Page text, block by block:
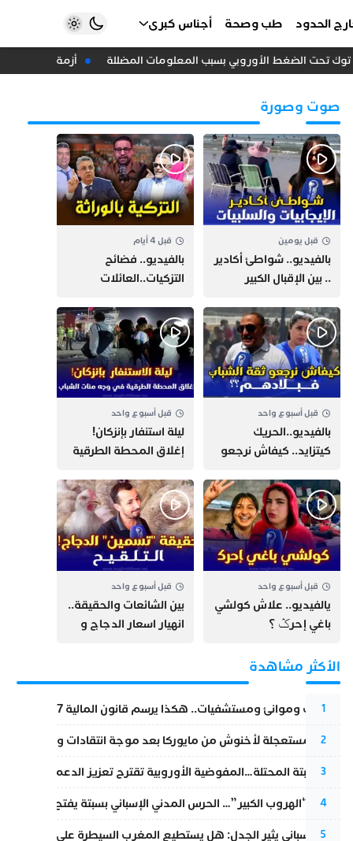
الحدود طب وصحة أجناس كبرى
تحت الضغط الأوروبي بسبب المعلومات المضللة أزمة سبتة تهز
صوت وصورة
قبل يومين
بالفيديو.. شواطئ أكادير
.. بين الإقبال الكبير
الازدحام وغلاء الكراء
قبل 4 أيام
بالفيديو.. فضائح
التزكيات..العائلات
وقصة “وهبي”
و”السيمو” تثير الجدل
قبل أسبوع واحد
بالفيديو..الحريك
كيتزايد.. كيفاش نرجعو
قبل أسبوع واحد
​ليلة استنفار بإنزكان!
إغلاق المحطة الطرقية
اللحاق بـ”هروب سبتة”
قبل أسبوع واحد
يالفيديو.. علاش كولشي
باغي إحرݣ ؟
قبل أسبوع واحد
بين الشائعات والحقيقة..
انهيار اسعار الدجاج و
الأكثر مشاهدة
1
قطارات وموانئ ومستشفيات.. هكذا يرسم قانون المالية 2027 خارطة المغرب المقبل
2
عودة مستعجلة لأخنوش من مايوركا بعد موجة انتقادات واسعة
3
أزمة سبتة المحتلة…المفوضية الأوروبية تقترح تعزيز الدعم المالي
4
عملية “الهروب الكبير”… الحرس المدني الإسباني بسبتة يفتح قناة
5
تقرير إسباني يثير الجدل: هل يستطيع المغرب السيطرة على سبتة